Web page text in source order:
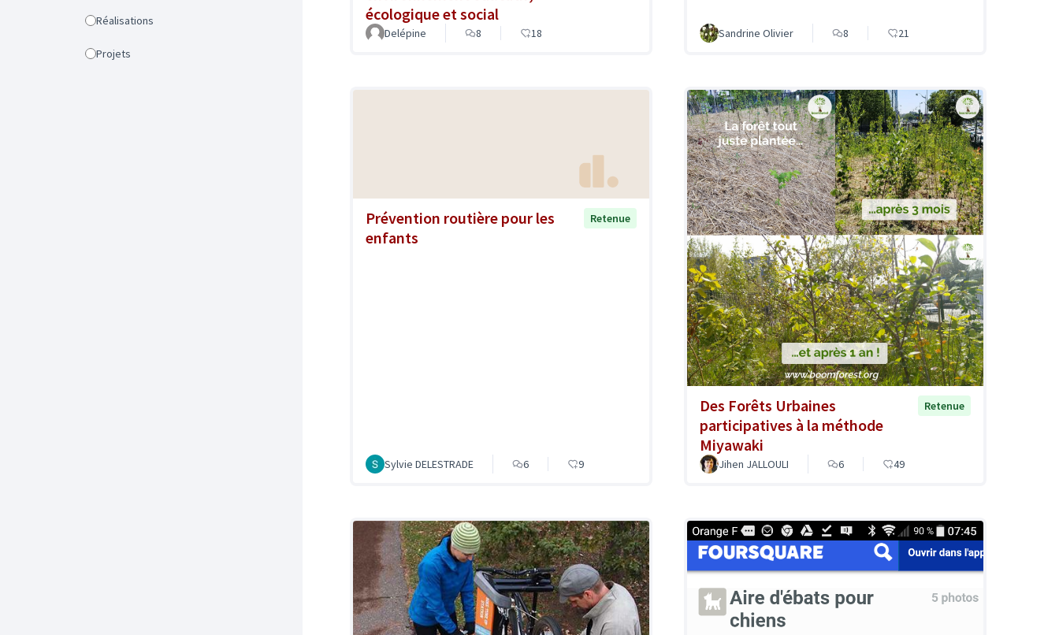
Réalisations
Projets
écologique et social
Delépine 8 18 Sandrine Olivier 8 21
Prévention routière pour les
enfants
Retenue
Sylvie DELESTRADE 6 9
Des Forêts Urbaines
participatives à la méthode
Miyawaki
Retenue
Jihen JALLOULI 6 49